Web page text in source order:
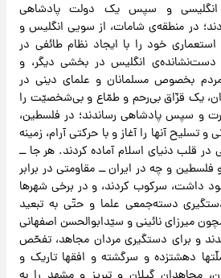
و سپس یک دولت پادشاهی
در منطقه‌ی شامات، از سویی انگلیس و
خود را با ایجاد نظام طائفی در
انگلیس در بخشی دیگر، و
بخصوص مسلمانان و علمای دینی در
یک قزّاق بی‌رحم و طمّاع و بی‌شخصیّت را
و سپس پادشاهی رساندند؛ در فلسطین،
آنها را آغاز و با حرکتی آرام، زمینه
قلب دنیای اسلام آماده کردند. هر جا ــ
و چه در ایران ــ‌ مقاومتی در برابر
داشت، سرکوب کردند، و در برخی شهرها
دسته‌جمعی علما و حتّی به تبعید
میرزای نائینی و سیّدابوالحسن اصفهانی
و برای دستگیری مردان مجاهد، تفحّص
دهشتزده و سرگشته و افقها تاریک و